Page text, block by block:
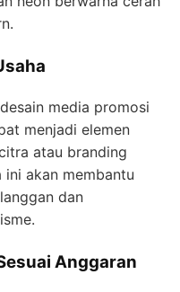
media promosi
menjadi elemen
atau branding
akan membantu
dan
Anggaran